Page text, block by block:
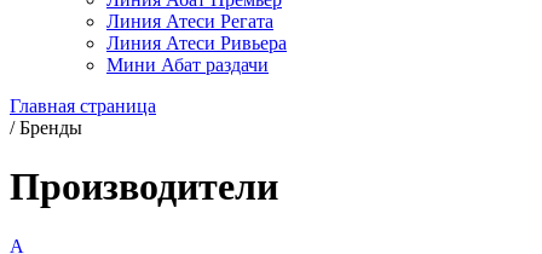
Линия Атеси Регата
Линия Атеси Ривьера
Мини Абат раздачи
Главная страница
/Бренды
Производители
A